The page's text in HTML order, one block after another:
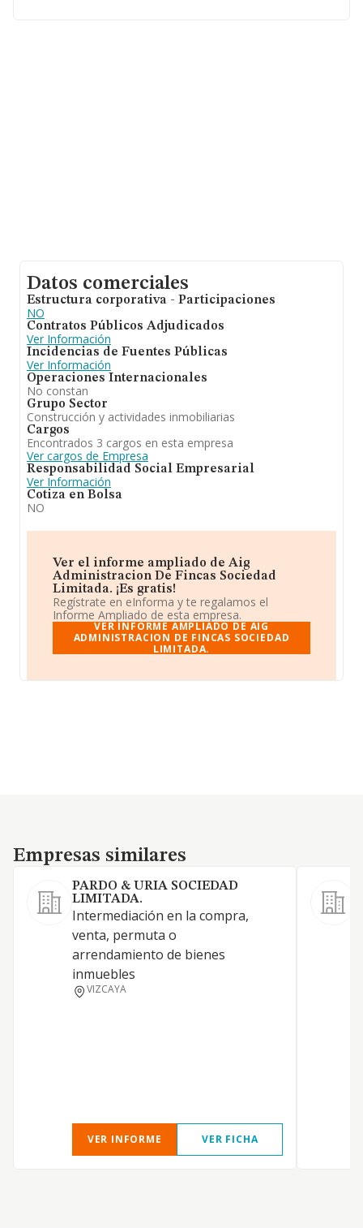
Datos comerciales
Estructura corporativa - Participaciones
NO
Contratos Públicos Adjudicados
Ver Información
Incidencias de Fuentes Públicas
Ver Información
Operaciones Internacionales
No constan
Grupo Sector
Construcción y actividades inmobiliarias
Cargos
Encontrados 3 cargos en esta empresa
Ver cargos de Empresa
Responsabilidad Social Empresarial
Ver Información
Cotiza en Bolsa
NO
Ver el informe ampliado de Aig
Administracion De Fincas Sociedad
Limitada. ¡Es gratis!
Regístrate en eInforma y te regalamos el
Informe Ampliado de esta empresa.
VER INFORME AMPLIADO DE AIG
ADMINISTRACION DE FINCAS SOCIEDAD
LIMITADA.
Empresas similares
Empresas similares
PARDO & URIA SOCIEDAD
LIMITADA.
Intermediación en la compra,
venta, permuta o
arrendamiento de bienes
inmuebles
VIZCAYA
VER INFORME VER FICHA